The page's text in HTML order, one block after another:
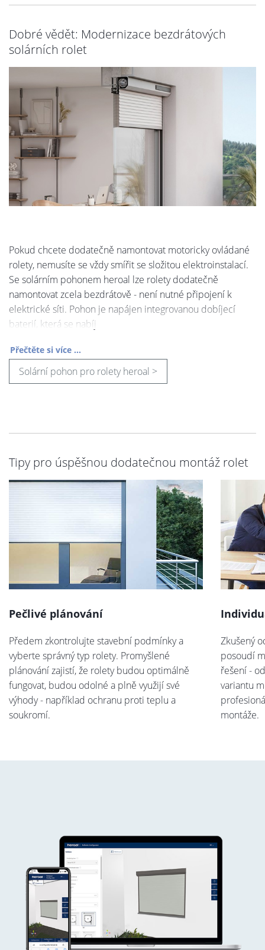
Dobré vědět: Modernizace bezdrátových
solárních rolet
Pokud chcete dodatečně namontovat motoricky ovládané
rolety, nemusíte se vždy smířit se složitou elektroinstalací.
Se solárním pohonem heroal lze rolety dodatečně
namontovat zcela bezdrátově - není nutné připojení k
elektrické síti. Pohon je napájen integrovanou dobíjecí
baterií, která se nabíj
Přečtěte si více ...
Solární pohon pro rolety heroal >
Tipy pro úspěšnou dodatečnou montáž rolet
Pečlivé plánování
Předem zkontrolujte stavební podmínky a
vyberte správný typ rolety. Promyšlené
plánování zajistí, že rolety budou optimálně
fungovat, budou odolné a plně využijí své
výhody - například ochranu proti teplu a
soukromí.
Zkušený
posoudí
řešení -
variantu
montáže.